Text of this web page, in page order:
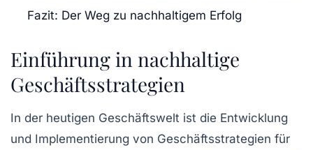
Fazit: Der Weg zu nachhaltigem Erfolg
Einführung in nachhaltige
Geschäftsstrategien
In der heutigen Geschäftswelt ist die Entwicklung
und Implementierung von Geschäftsstrategien für